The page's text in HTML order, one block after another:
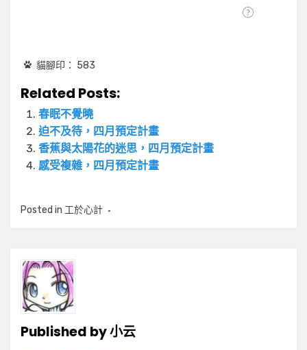
貓腳印： 583
Related Posts:
春眠不覺曉
迫不及待，四月預定計畫
香蕉與太陽花的迷思，四月預定計畫
感受複雜，四月預定計畫
Posted in 工於心計
Published by小云